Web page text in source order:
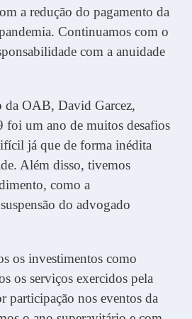
a redução do pagamento da
Continuamos com o
com a anuidade
da OAB, David Garcez,
foi um ano de muitos desafios
já que de forma inédita
Além disso, tivemos
como a
do advogado
os investimentos como
os serviços exercidos pela
participação nos eventos da